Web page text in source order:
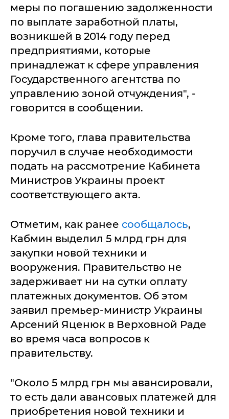
меры по погашению задолженности
по выплате заработной платы,
возникшей в 2014 году перед
предприятиями, которые
принадлежат к сфере управления
Государственного агентства по
управлению зоной отчуждения", -
говорится в сообщении.
Кроме того, глава правительства
поручил в случае необходимости
подать на рассмотрение Кабинета
Министров Украины проект
соответствующего акта.
Отметим, как ранее сообщалось,
Кабмин выделил 5 млрд грн для
закупки новой техники и
вооружения. Правительство не
задерживает ни на сутки оплату
платежных документов. Об этом
заявил премьер-министр Украины
Арсений Яценюк в Верховной Раде
во время часа вопросов к
правительству.
"Около 5 млрд грн мы авансировали,
то есть дали авансовых платежей для
приобретения новой техники и